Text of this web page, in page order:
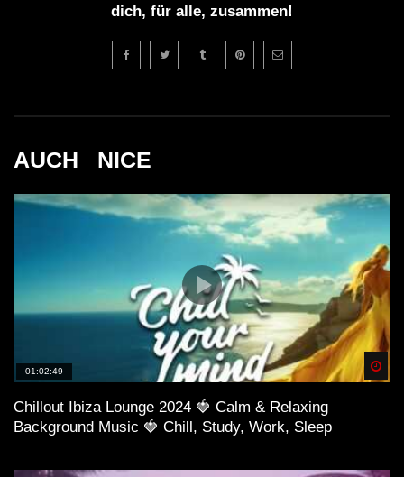
dich, für alle, zusammen!
AUCH _NICE
01:02:49
Chillout Ibiza Lounge 2024 🍓 Calm & Relaxing
Background Music 🍓 Chill, Study, Work, Sleep